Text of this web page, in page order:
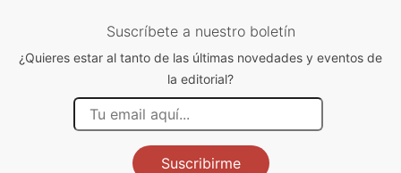
Suscríbete a nuestro boletín
¿Quieres estar al tanto de las últimas novedades y eventos de
la editorial?
Suscribirme